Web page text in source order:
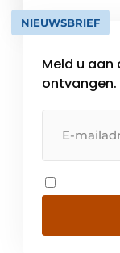
herwinbare
[…]
NIEUWSBRIEF
Meld u
ontvangen.